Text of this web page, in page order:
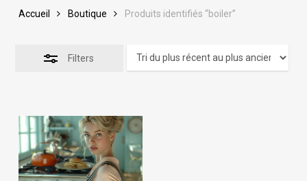
Accueil Boutique Produits identifiés “boiler”
Filters